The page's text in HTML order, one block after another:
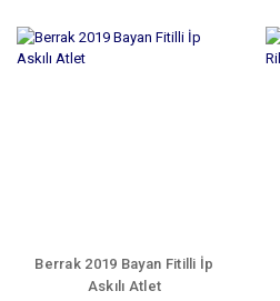
Berrak 2019 Bayan Fitilli İp
Askılı Atlet